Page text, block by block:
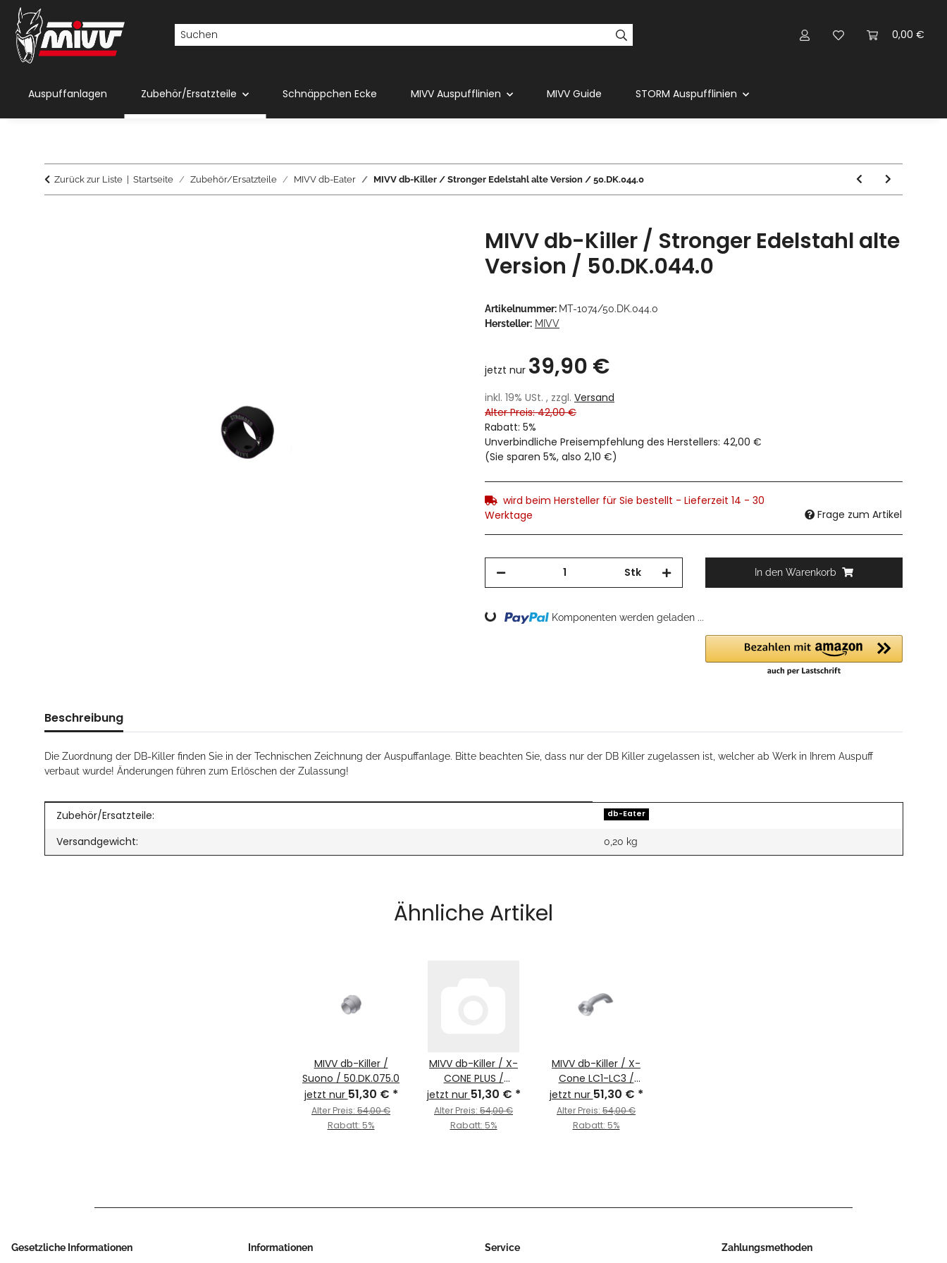
0,00 €
Auspuffanlagen Zubehör/Ersatzteile Schnäppchen Ecke MIVV Auspufflinien MIVV Guide STORM Auspufflinien
Zurück zur Liste Startseite Zubehör/Ersatzteile MIVV db-Eater MIVV db-Killer / Stronger Edelstahl alte Version / 50.DK.044.0
MIVV db-Killer / Stronger Edelstahl alte
Version / 50.DK.044.0
Artikelnummer: MT-1074/50.DK.044.0
Hersteller: MIVV
jetzt nur 39,90 €
inkl. 19% USt. , zzgl. Versand
Alter Preis: 42,00 €
Rabatt: 5%
Unverbindliche Preisempfehlung des Herstellers: 42,00 €
(Sie sparen 5%, also 2,10 €)
wird beim Hersteller für Sie bestellt - Lieferzeit 14 - 30
Werktage
Frage zum Artikel
Stk In den Warenkorb
Loading... Komponenten werden geladen ...
Beschreibung
Die Zuordnung der DB-Killer finden Sie in der Technischen Zeichnung der Auspuffanlage. Bitte beachten Sie, dass nur der DB Killer zugelassen ist, welcher ab Werk in Ihrem Auspuff
verbaut wurde! Änderungen führen zum Erlöschen der Zulassung!
Produkteigenschaft
Wert
Zubehör/Ersatzteile: db-Eater
Versandgewicht: 0,20 kg
Ähnliche Artikel
MIVV db-Killer /
Suono / 50.DK.075.0
jetzt nur 51,30 € *
Alter Preis: 54,00 €
Rabatt: 5%
MIVV db-Killer / X-
CONE PLUS /
50.DK.029.0
jetzt nur 51,30 € *
Alter Preis: 54,00 €
Rabatt: 5%
MIVV db-Killer / X-
Cone LC1-LC3 /
50.DK.011.0
jetzt nur 51,30 € *
Alter Preis: 54,00 €
Rabatt: 5%
Gesetzliche Informationen Informationen Service Zahlungsmethoden